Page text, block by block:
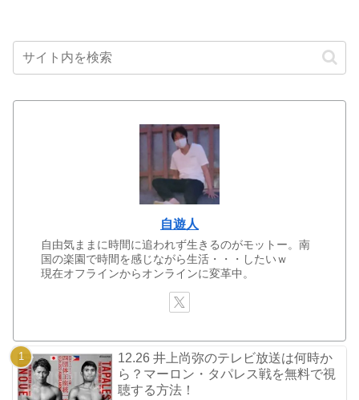
自遊人
自由気ままに時間に追われず生きるのがモットー。南
国の楽園で時間を感じながら生活・・・したいｗ
現在オフラインからオンラインに変革中。
12.26 井上尚弥のテレビ放送は何時か
ら？マーロン・タパレス戦を無料で視
聴する方法！